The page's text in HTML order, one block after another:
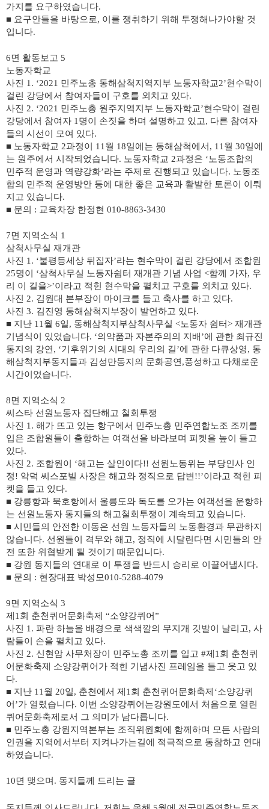
가지를 요구하였습니다.
■ 요구안들을 바탕으로, 이를 쟁취하기 위해 투쟁해나가야할 것
입니다.
6면 활동보고 5
노동자학교
사진 1. ‘2021 민주노총 동해삼척지역지부 노동자학교2’현수막이
걸린 강당에서 참여자들이 구호를 외치고 있다.
사진 2. ‘2021 민주노총 원주지역지부 노동자학교’현수막이 걸린
강당에서 참여자 1 명이 손짓을 하며 설명하고 있고, 다른 참여자
들의 시선이 모여 있다.
■ 노동자학교 2과정이 11 월 18일에는 동해삼척에서 , 11 월 30일에
는 원주에서 시작되었습니다. 노동자학교 2과정은 ‘노동조합의
민주적 운영과 역량강화’라는 주제로 진행되고 있습니다. 노동조
합의 민주적 운영방안 등에 대한 좋은 교육과 활발한 토론이 이뤄
지고 있습니다.
■ 문의 : 교육차장 한정현 010-8863-3430
7면 지역소식 1
삼척사무실 재개관
사진 1. ‘불평등세상 뒤집자’라는 현수막이 걸린 강당에서 조합원
25명이 ‘삼척사무실 노동자쉼터 재개관 기념 사업 <함께 가자, 우
리 이 길을>’이라고 적힌 현수막을 펼치고 구호를 외치고 있다.
사진 2. 김원대 본부장이 마이크를 들고 축사를 하고 있다.
사진 3. 김진영 동해삼척지부장이 발언하고 있다.
■ 지난 11 월 6일, 동해삼척지부삼척사무실 <노동자 쉼터> 재개관
기념식이 있었습니다. ‘의약품과 자본주의의 지배 ’에 관한 최규진
동지의 강연 , ‘기후위기의 시대의 우리의 길’에 관한 다큐상영, 동
해삼척지부동지들과 김성만동지의 문화공연 ,풍성하고 다채로운
시간이었습니다.
8면 지역소식 2
씨스타 선원노동자 집단해고 철회투쟁
사진 1. 해가 뜨고 있는 항구에서 민주노총 민주연합노조 조끼를
입은 조합원들이 출항하는 여객선을 바라보며 피켓을 높이 들고
있다.
사진 2. 조합원이 ‘해고는 살인이다!! 선원노동위는 부당인사 인
정! 악덕 씨스포빌 사장은 해고와 정직으로 답변 !!’이라고 적힌 피
켓을 들고 있다.
■ 강릉항과 묵호항에서 울릉도와 독도를 오가는 여객선을 운항하
는 선원노동자 동지들의 해고철회투쟁이 계속되고 있습니다.
■ 시민들의 안전한 이동은 선원 노동자들의 노동환경과 무관하지
않습니다. 선원들이 격무와 해고, 정직에 시달린다면 시민들의 안
전 또한 위협받게 될 것이기 때문입니다.
■ 강원 동지들의 연대로 이 투쟁을 반드시 승리로 이끌어냅시다.
■ 문의 : 현장대표 박성모010-5288-4079
9면 지역소식 3
제 1 회 춘천퀴어문화축제 “소양강퀴어”
사진 1. 파란 하늘을 배경으로 색색깔의 무지개 깃발이 날리고, 사
람들이 손을 펼치고 있다.
사진 2. 신현암 사무처장이 민주노총 조끼를 입고 #제 1 회 춘천퀴
어문화축제 소양강퀴어가 적힌 기념사진 프레임을 들고 웃고 있
다.
■ 지난 11 월 20일, 춘천에서 제 1 회 춘천퀴어문화축제 ‘소양강퀴
어 ’가 열렸습니다. 이번 소양강퀴어는강원도에서 처음으로 열린
퀴어문화축제로서 그 의미가 남다릅니다.
■ 민주노총 강원지역본부는 조직위원회에 함께하며 모든 사람의
인권을 지역에서부터 지켜나가는길에 적극적으로 동참하고 연대
하였습니다.
10면 맺으며 . 동지들께 드리는 글